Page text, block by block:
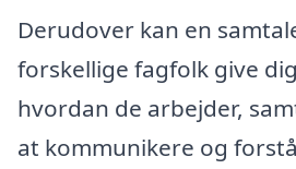
Derudover kan en
forskellige fagfolk give
hvordan de arbejder,
at kommunikere og